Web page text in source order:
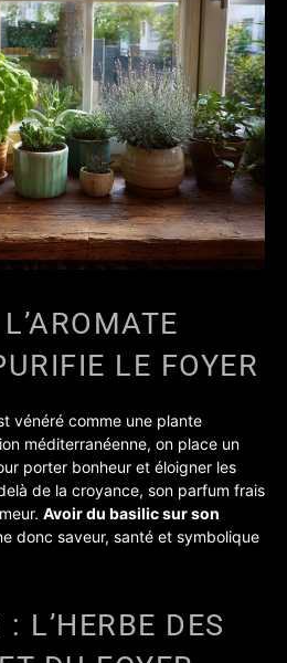
LE FOYER
vénéré comme une plante
méditerranéenne, on place un
porter bonheur et éloigner les
de la croyance, son parfum frais
Avoir du basilic sur son
donc saveur, santé et symbolique
L’HERBE DES